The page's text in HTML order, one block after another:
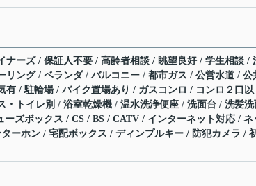
ーズ / 保証人不要 / 高齢者相談 / 眺望良好 / 学生相談 /
リング / ベランダ / バルコニー / 都市ガス / 公営水道 / 公
有 / 駐輪場 / バイク置場あり / ガスコンロ / コンロ２口以
トイレ別 / 浴室乾燥機 / 温水洗浄便座 / 洗面台 / 洗髪洗
ズボックス / CS / BS / CATV / インターネット対応 / ネ
ーホン / 宅配ボックス / ディンプルキー / 防犯カメラ /